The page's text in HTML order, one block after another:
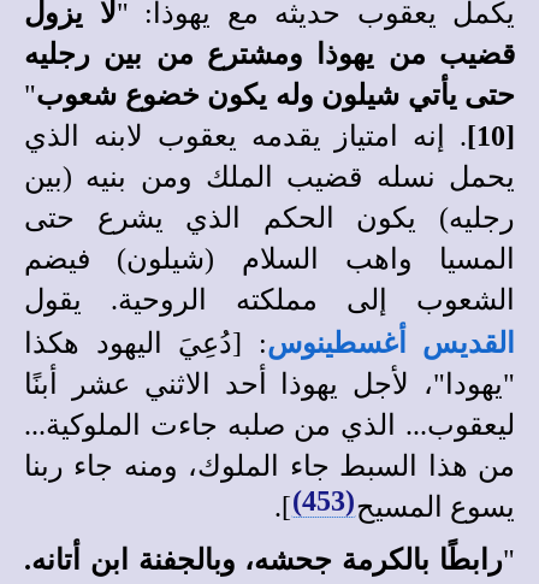
يكمل يعقوب حديثه مع يهوذا: "لا يزول
قضيب من يهوذا ومشترع من بين رجليه
حتى يأتي شيلون وله يكون خضوع شعوب"
[10]
. إنه امتياز يقدمه يعقوب لابنه الذي
يحمل نسله قضيب الملك ومن بنيه (بين
رجليه) يكون الحكم الذي يشرع حتى
المسيا واهب السلام (شيلون) فيضم
الشعوب إلى مملكته الروحية. يقول
القديس أغسطينوس: [دُعِيَ اليهود هكذا
"يهودا"، لأجل يهوذا أحد الاثني عشر أبنًا
ليعقوب... الذي من صلبه جاءت الملوكية...
من هذا السبط جاء الملوك، ومنه جاء ربنا
يسوع المسيح(453)
].
"رابطًا بالكرمة جحشه، وبالجفنة ابن أتانه.